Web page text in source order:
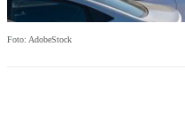
Foto: AdobeStock